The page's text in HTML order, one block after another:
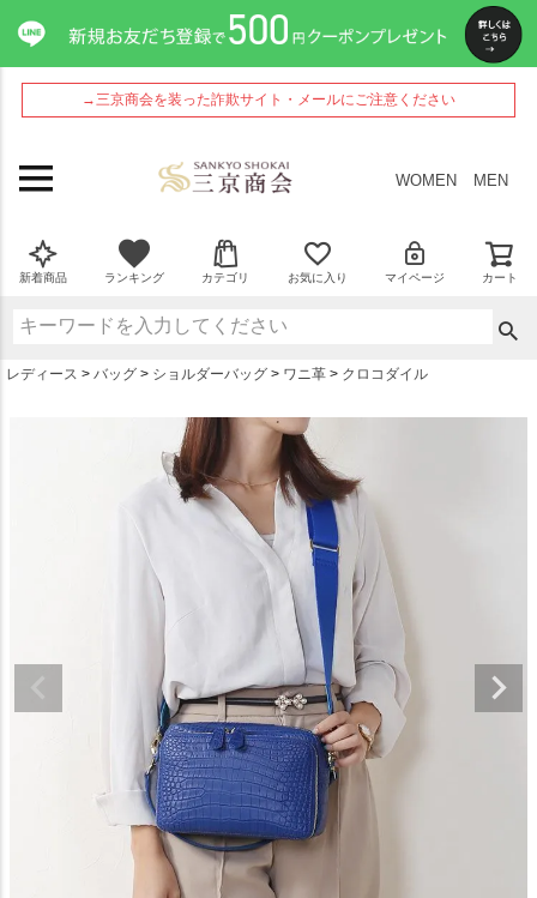
→三京商会を装った詐欺サイト・メールにご注意ください
WOMEN MEN
新着商品 ランキング カテゴリ お気に入り マイページ カート
レディース バッグ ショルダーバッグ ワニ革 クロコダイル
ペー
ジト
ップ
へ